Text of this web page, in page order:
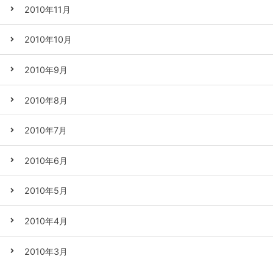
2010年11月
2010年10月
2010年9月
2010年8月
2010年7月
2010年6月
2010年5月
2010年4月
2010年3月